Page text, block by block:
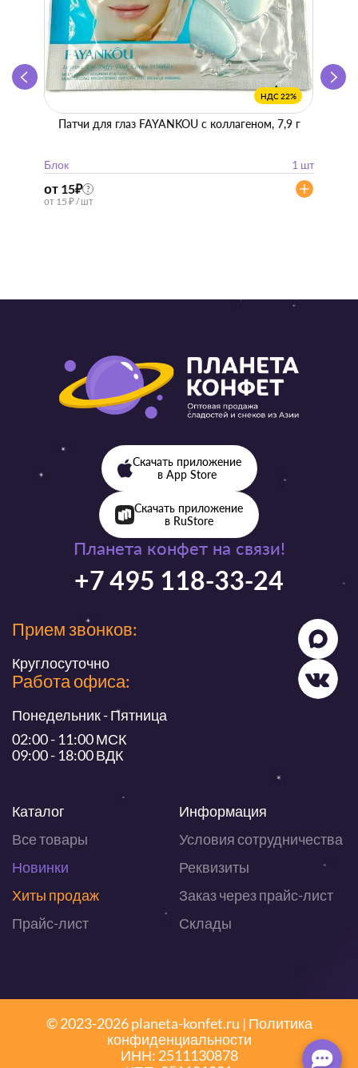
НДС 22%
Патчи для глаз FAYANKOU с коллагеном, 7,9 г
Блок 1 шт
от 15₽ ?
от 15 ₽ / шт
Планета конфет на связи!
+7 495 118-33-24
Прием звонков:
Круглосуточно
Работа офиса:
Понедельник - Пятница
02:00 - 11:00 МСК
09:00 - 18:00 ВДК
Каталог
Все товары
Новинки
Хиты продаж
Прайс-лист
Информация
Условия сотрудничества
Реквизиты
Заказ через прайс-лист
Склады
Скачать приложение
в App Store
Скачать приложение
в RuStore
© 2023-2026 planeta-konfet.ru | Политика
конфиденциальности
ИНН: 2511130878